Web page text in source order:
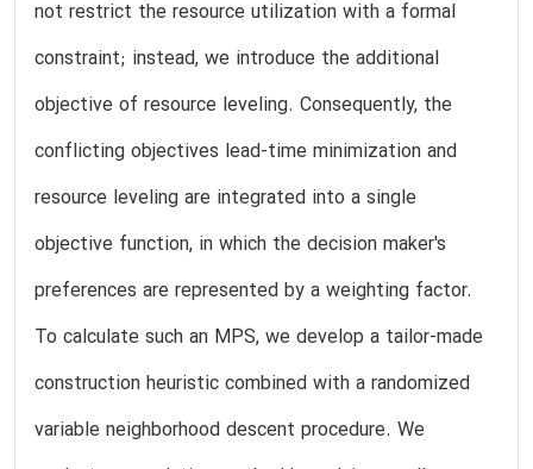
not restrict the resource utilization with a formal
constraint; instead, we introduce the additional
objective of resource leveling. Consequently, the
conflicting objectives lead-time minimization and
resource leveling are integrated into a single
objective function, in which the decision maker's
preferences are represented by a weighting factor.
To calculate such an MPS, we develop a tailor-made
construction heuristic combined with a randomized
variable neighborhood descent procedure. We